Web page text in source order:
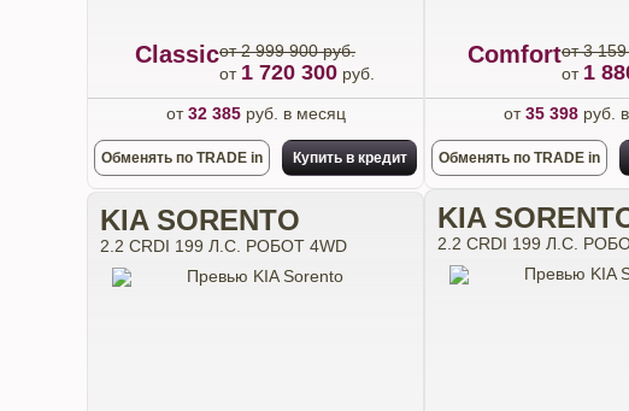
Classicот 2 999 900 руб.
от 1 720 300 руб.
от32 385руб. в месяц
Обменять по TRADE in Купить в кредит
Comfortот 3
от 1
от35 398руб.
Обменять по TRADE in
KIA SORENTO
2.2 CRDI 199 Л.С. РОБОТ 4WD
KIA
2.2 CRDI 199 Л.С.